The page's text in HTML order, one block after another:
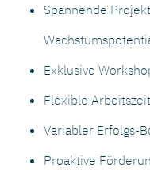
Spannende
Exklusive
Flexible
Variabler Erfolgs-
Proaktive